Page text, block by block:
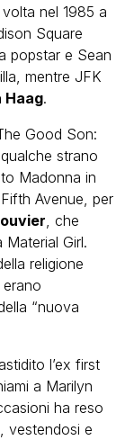
nel 1985 a
Square
popstar e Sean
mentre JFK
Haag.
Good Son:
strano
Madonna in
Avenue, per
, che
Girl.
religione
“nuova
l’ex first
a Marilyn
ha reso
vestendosi e